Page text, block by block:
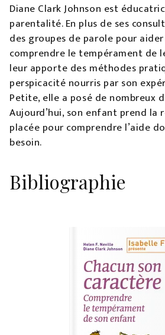
Diane Clark Johnson est
parentalité. En plus de ses
des groupes de parole pour
comprendre le tempérament de
leur apporte des méthodes
perspicacité nourris par son
Petite, elle a posé de nombreux
Aujourd’hui, son enfant prend la
placée pour comprendre l’aide
besoin.
Bibliographie